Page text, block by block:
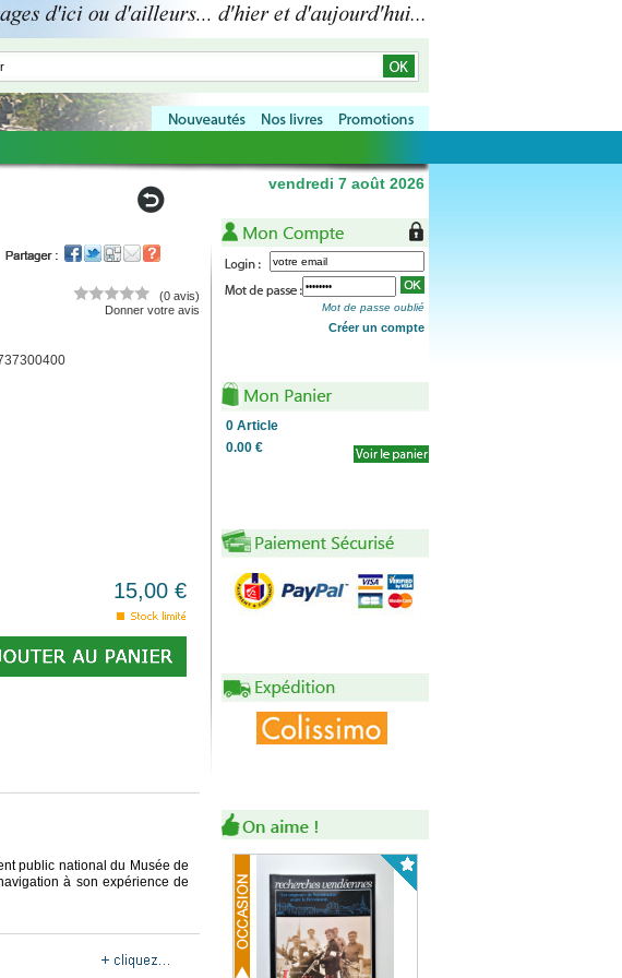
(0 avis)
Donner votre avis
15,00 €
public national du Musée de
à son expérience de
Mot de passe oublié
Créer un compte
0 Article
0.00 €
vendredi 7 août 2026